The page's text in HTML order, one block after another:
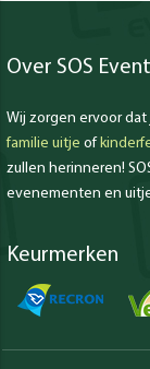
Over SOS
Wij zorgen ervoor dat
familie uitje of
zullen herinneren!
evenementen en
Keurmerken